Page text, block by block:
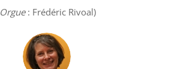
Orgue: Frédéric Rivoal)